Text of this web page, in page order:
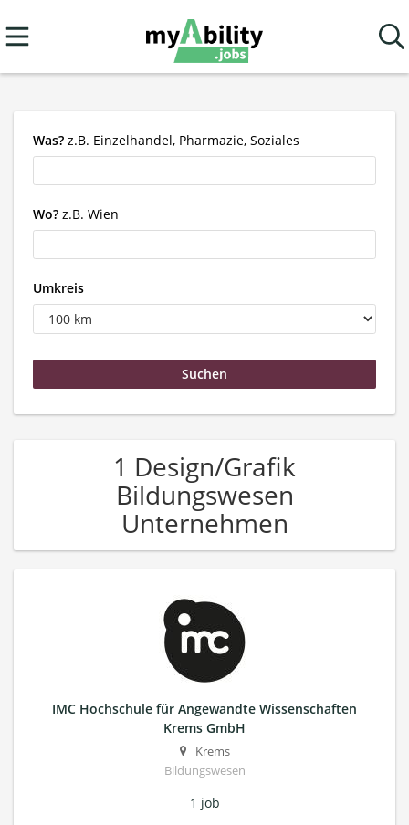
Was? z.B. Einzelhandel, Pharmazie, Soziales
Wo? z.B. Wien
Umkreis
1 Design/Grafik
Bildungswesen
Unternehmen
IMC Hochschule für Angewandte Wissenschaften
Krems GmbH
Krems
Bildungswesen
1 job